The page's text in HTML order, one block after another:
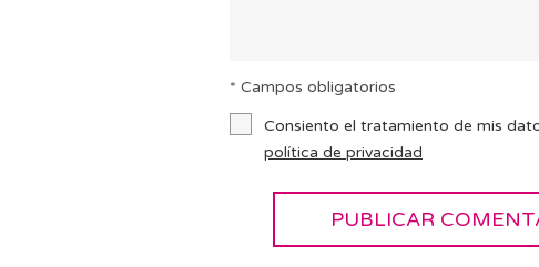
* Campos obligatorios
Consiento el tratamiento de mis
política de privacidad